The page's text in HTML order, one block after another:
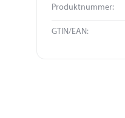
Produktnummer:
GTIN/EAN: